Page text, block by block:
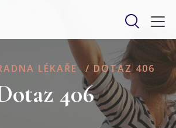
LÉKAŘE / DOTAZ 406
406